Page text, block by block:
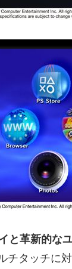
と革新的な
チタッチに